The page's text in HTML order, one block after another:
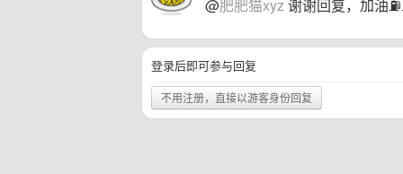
@肥肥猫xyz谢谢回复，加油
登录后即可参与回复
不用注册，直接以游客身份回复